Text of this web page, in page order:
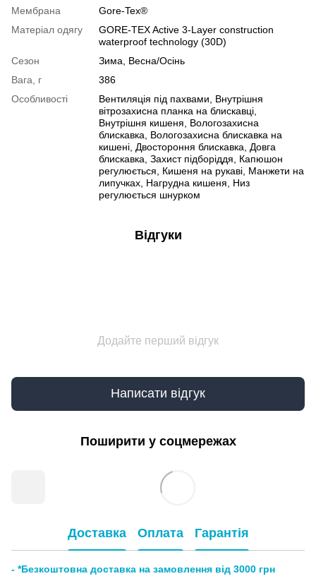
Мембрана
Gore-Tex®
Матеріал одягу
GORE-TEX Active 3-Layer construction
waterproof technology (30D)
Сезон
Зима, Весна/Осінь
Вага, г
386
Особливості
Вентиляція під пахвами, Внутрішня
вітрозахисна планка на блискавці,
Внутрішня кишеня, Вологозахисна
блискавка, Вологозахисна блискавка на
кишені, Двостороння блискавка, Довга
блискавка, Захист підборіддя, Капюшон
регулюється, Кишеня на рукаві, Манжети на
липучках, Нагрудна кишеня, Низ
регулюється шнурком
Відгуки
Додайте перший відгук
Написати відгук
Поширити у соцмережах
Доставка Оплата Гарантія
- *Безкоштовна доставка на замовлення від 3000 грн